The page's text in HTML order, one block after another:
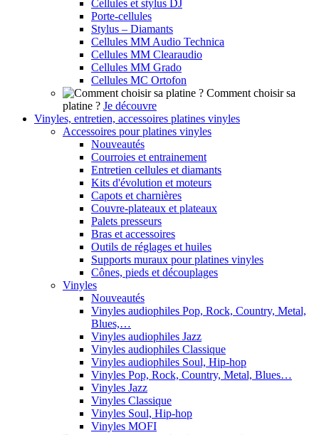
Cellules et stylus DJ
Porte-cellules
Stylus – Diamants
Cellules MM Audio Technica
Cellules MM Clearaudio
Cellules MM Grado
Cellules MC Ortofon
Comment choisir sa
platine ? Je découvre
Vinyles, entretien, accessoires platines vinyles
Accessoires pour platines vinyles
Nouveautés
Courroies et entrainement
Entretien cellules et diamants
Kits d'évolution et moteurs
Capots et charnières
Couvre-plateaux et plateaux
Palets presseurs
Bras et accessoires
Outils de réglages et huiles
Supports muraux pour platines vinyles
Cônes, pieds et découplages
Vinyles
Nouveautés
Vinyles audiophiles Pop, Rock, Country, Metal,
Blues,…
Vinyles audiophiles Jazz
Vinyles audiophiles Classique
Vinyles audiophiles Soul, Hip-hop
Vinyles Pop, Rock, Country, Metal, Blues…
Vinyles Jazz
Vinyles Classique
Vinyles Soul, Hip-hop
Vinyles MOFI